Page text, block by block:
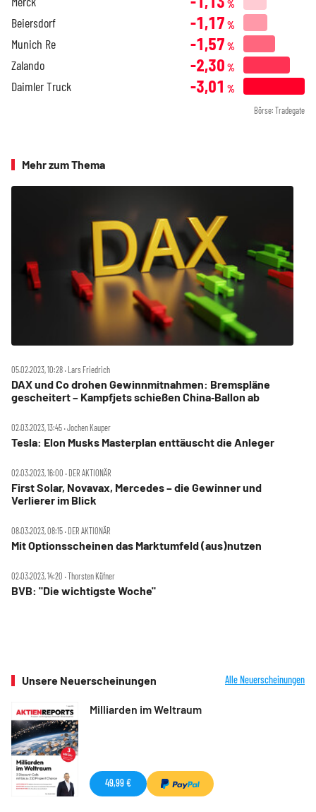
%
Beiersdorf -1,17 %
Munich Re -1,57 %
Zalando -2,30 %
Daimler Truck -3,01 %
Börse: Tradegate
Mehr zum Thema
05.02.2023, 10:28 ‧ Lars Friedrich
DAX und Co drohen Gewinnmitnahmen: Bremspläne
gescheitert – Kampfjets schießen China‑Ballon ab
02.03.2023, 13:45 ‧ Jochen Kauper
Tesla: Elon Musks Masterplan enttäuscht die Anleger
02.03.2023, 16:00 ‧ DER AKTIONÄR
First Solar, Novavax, Mercedes – die Gewinner und
Verlierer im Blick
08.03.2023, 08:15 ‧ DER AKTIONÄR
Mit Optionsscheinen das Marktumfeld (aus)nutzen
02.03.2023, 14:20 ‧ Thorsten Küfner
BVB: "Die wichtigste Woche"
Unsere Neuerscheinungen Alle Neuerscheinungen
Milliarden im Weltraum
49,99 €